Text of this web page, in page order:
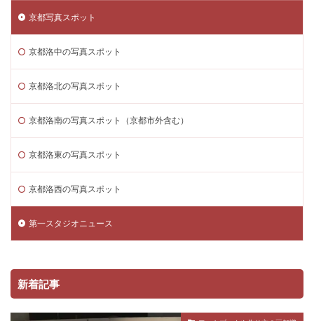
京都写真スポット
京都洛中の写真スポット
京都洛北の写真スポット
京都洛南の写真スポット（京都市外含む）
京都洛東の写真スポット
京都洛西の写真スポット
第一スタジオニュース
新着記事